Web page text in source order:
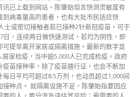
讯已上载到网站。陈肇始坦言快测灵敏度有
到病毒量高的患者，也有大批市民适应快
士或密切接触者若已接种2针新冠疫苗，可于
日，连续两日做快速测试，若均为阴性，即
可提早离开家居或隔离措施。最新的数字显
居家检疫，当中逾5,000人已完成检疫。政府
疫苗接种率，除了疫苗通行证，也会不断加
每日平均可超过8.5万剂，也动员超过1,000间
接种点。 就隔离设施不足，陈肇始指要因应